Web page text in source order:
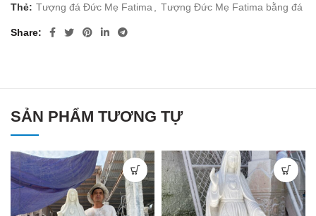
Thẻ: Tượng đá Đức Mẹ Fatima Tượng Đức Mẹ Fatima bằng đá
Share
SẢN PHẨM TƯƠNG TỰ